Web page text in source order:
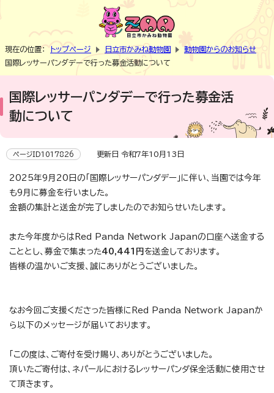
現在の位置： トップページ 日立市かみね動物園
動物園からのお知らせ
国際レッサーパンダデーで行った募金活動について
国際レッサーパンダデーで行った募金活
動について
ページID1017826 更新日 令和7年10月13日
2025年9月20日の「国際レッサーパンダデー」に伴い、当園では今年
も9月に募金を行いました。
金額の集計と送金が完了しましたのでお知らせいたします。
また今年度からはRed Panda Network Japanの口座へ送金する
こととし、募金で集まった40,441円 を送金しております。
皆様の温かいご支援、誠にありがとうございました。
なお今回ご支援くださった皆様にRed Panda Network Japanか
ら以下のメッセージが届いております。
「この度は、ご寄付を受け賜り、ありがとうございました。
頂いたご寄付は、ネパールにおけるレッサーパンダ保全活動に使用させ
て頂きます。